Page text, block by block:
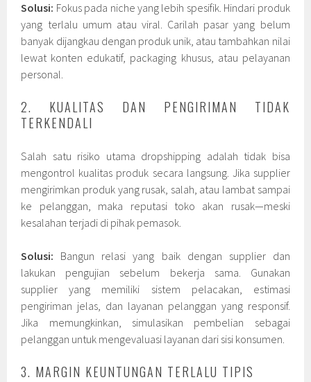
Solusi: Fokus pada niche yang lebih spesifik. Hindari produk
yang terlalu umum atau viral. Carilah pasar yang belum
banyak dijangkau dengan produk unik, atau tambahkan nilai
lewat konten edukatif, packaging khusus, atau pelayanan
personal.
2. KUALITAS DAN PENGIRIMAN TIDAK
TERKENDALI
Salah satu risiko utama dropshipping adalah tidak bisa
mengontrol kualitas produk secara langsung. Jika supplier
mengirimkan produk yang rusak, salah, atau lambat sampai
ke pelanggan, maka reputasi toko akan rusak—meski
kesalahan terjadi di pihak pemasok.
Solusi: Bangun relasi yang baik dengan supplier dan
lakukan pengujian sebelum bekerja sama. Gunakan
supplier yang memiliki sistem pelacakan, estimasi
pengiriman jelas, dan layanan pelanggan yang responsif.
Jika memungkinkan, simulasikan pembelian sebagai
pelanggan untuk mengevaluasi layanan dari sisi konsumen.
3. MARGIN KEUNTUNGAN TERLALU TIPIS